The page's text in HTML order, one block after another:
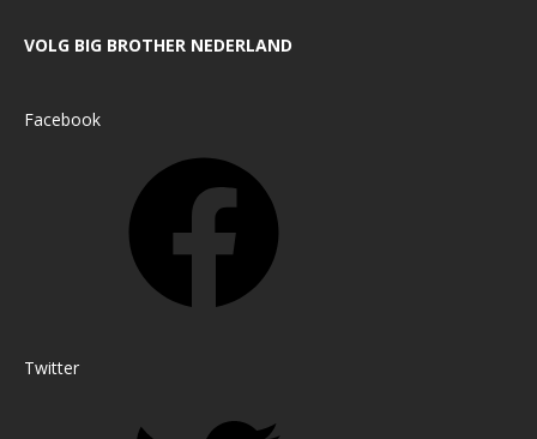
VOLG BIG BROTHER NEDERLAND
Facebook
Twitter